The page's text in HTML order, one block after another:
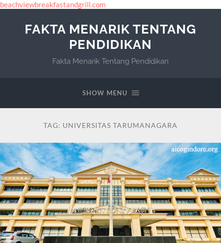
beachviewbreakfastandgrill.com
FAKTA MENARIK TENTANG
PENDIDIKAN
Fakta Menarik Tentang Pendidikan
SHOW MENU
TAG: UNIVERSITAS TARUMANAGARA